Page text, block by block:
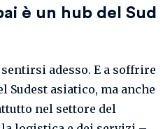
è un hub del Sud
adesso. E a soffrire
Sudest asiatico, ma anche
nel settore del